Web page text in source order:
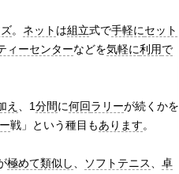
。 ネット は組立式で手軽にセット
ィーセンターなどを気軽に利用で
え 、1分間に何回ラリーが続くかを
戦」という種目もあります。
極めて類似し ソフトテニス
卓